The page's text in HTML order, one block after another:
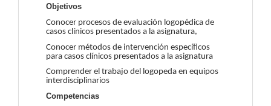
Objetivos
Conocer procesos de evaluación logopédica de
casos clínicos presentados a la asignatura,
Conocer métodos de intervención específicos
para casos clínicos presentados a la asignatura
Comprender el trabajo del logopeda en equipos
interdisciplinarios
Competencias